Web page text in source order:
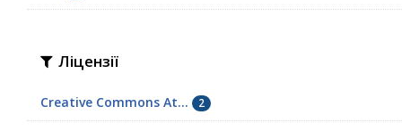
Ліцензії
Creative Commons At... 2